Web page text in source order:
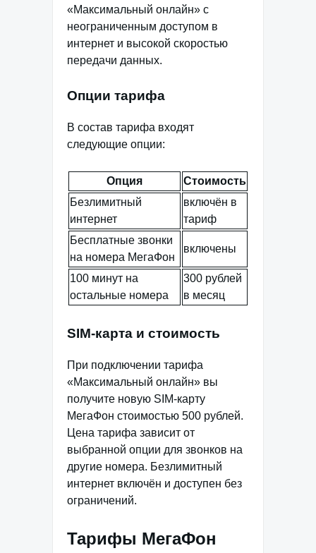
«Максимальный онлайн» с
неограниченным доступом в
интернет и высокой скоростью
передачи данных.
Опции тарифа
В состав тарифа входят
следующие опции:
Опция
Стоимость
Безлимитный
интернет
включён в
тариф
Бесплатные звонки
на номера МегаФон
включены
100 минут на
остальные номера
300 рублей
в месяц
SIM-карта и стоимость
При подключении тарифа
«Максимальный онлайн» вы
получите новую SIM-карту
МегаФон стоимостью 500 рублей.
Цена тарифа зависит от
выбранной опции для звонков на
другие номера. Безлимитный
интернет включён и доступен без
ограничений.
Тарифы МегаФон